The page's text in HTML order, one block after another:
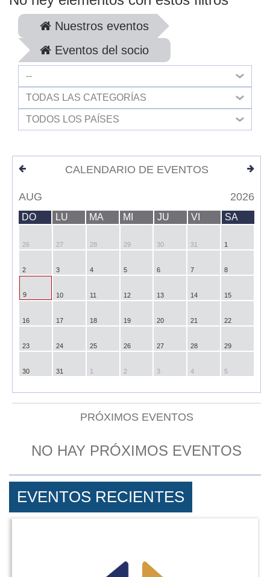
Nuestros eventos
Eventos del socio
--
TODAS LAS CATEGORÍAS
TODOS LOS PAÍSES
CALENDARIO DE EVENTOS
AUG 2026
DO LU MA MI JU VI SA
26 27 28 29 30 31 1
2 3 4 5 6 7 8
9 10 11 12 13 14 15
16 17 18 19 20 21 22
23 24 25 26 27 28 29
30 31 1 2 3 4 5
PRÓXIMOS EVENTOS
NO HAY PRÓXIMOS EVENTOS
EVENTOS RECIENTES